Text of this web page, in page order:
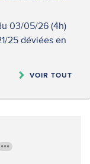
03/05/26 (4h)
25 déviées en
VOIR TOUT
•••